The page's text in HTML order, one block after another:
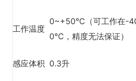
工作温度
0~+50℃（可工作在-
0℃，精度无法保证）
感应体积 0.3升